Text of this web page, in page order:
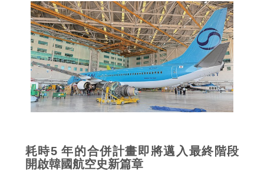
耗時5 年的合併計畫即將邁入最終階段
開啟韓國航空史新篇章